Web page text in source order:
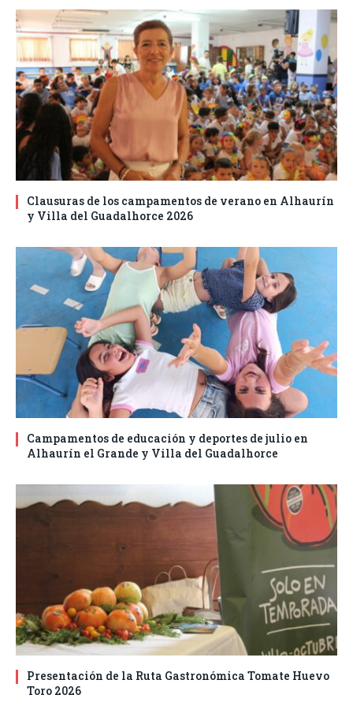
Clausuras de los campamentos de verano en Alhaurín
y Villa del Guadalhorce 2026
Campamentos de educación y deportes de julio en
Alhaurín el Grande y Villa del Guadalhorce
Presentación de la Ruta Gastronómica Tomate Huevo
Toro 2026